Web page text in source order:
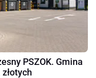
PSZOK. Gmina